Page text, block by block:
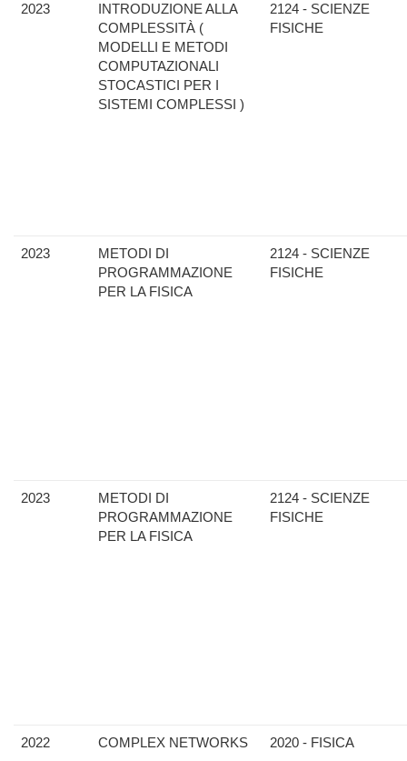
2023
INTRODUZIONE ALLA
COMPLESSITÀ (
MODELLI E METODI
COMPUTAZIONALI
STOCASTICI PER I
SISTEMI COMPLESSI )
2124 - SCIENZE
FISICHE
2023
METODI DI
PROGRAMMAZIONE
PER LA FISICA
2124 - SCIENZE
FISICHE
2023
METODI DI
PROGRAMMAZIONE
PER LA FISICA
2124 - SCIENZE
FISICHE
2022 COMPLEX NETWORKS 2020 - FISICA